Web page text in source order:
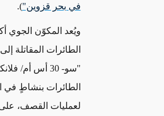
في بحر قزوين").
ويُعد المكوّن الجوي
الطائرات المقاتلة
لعمليات القصف،